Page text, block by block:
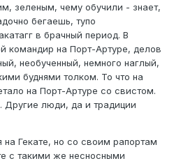
зеленым, чему обучили - знает,
бегаешь, тупо
в брачный период. В
командир на Порт-Артуре, делов
необученный, немного наглый,
буднями толком. То что на
на Порт-Артуре со свистом.
Другие люди, да и традиции
Гекате, но со своим рапортам
с такими же несносными